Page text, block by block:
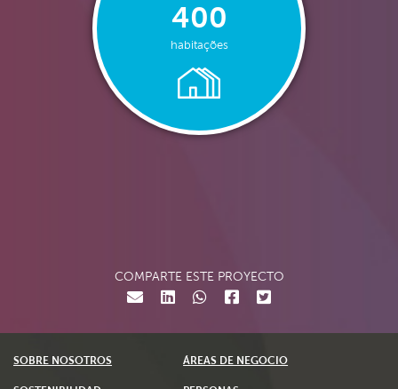
400
habitações
COMPARTE ESTE PROYECTO
SOBRE NOSOTROS ÁREAS DE NEGOCIO